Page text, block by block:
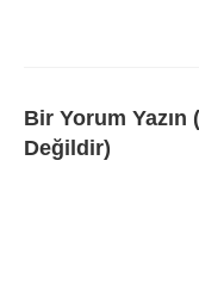
Bir Yorum
Değildir)